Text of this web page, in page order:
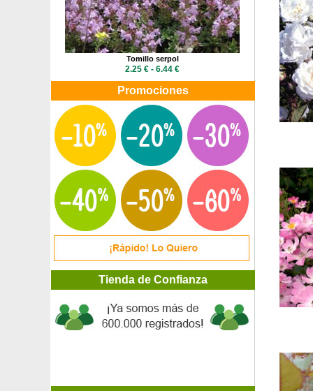
Tomillo serpol
2.25 € - 6.44 €
Promociones
Tienda de Confianza